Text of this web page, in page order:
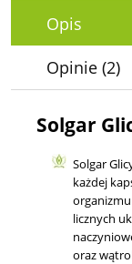
Opis
Opinie (2)
Solgar
Solgar
każdej
licznych
oraz